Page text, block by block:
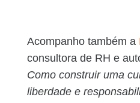
Acompanho também a
consultora de RH e
Como construir uma
liberdade e